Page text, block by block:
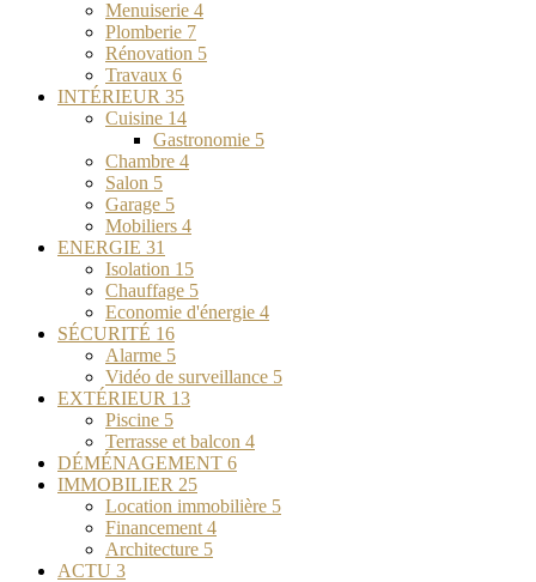
Menuiserie 4
Plomberie 7
Rénovation 5
Travaux 6
INTÉRIEUR 35
Cuisine 14
Gastronomie 5
Chambre 4
Salon 5
Garage 5
Mobiliers 4
ENERGIE 31
Isolation 15
Chauffage 5
Economie d'énergie 4
SÉCURITÉ 16
Alarme 5
Vidéo de surveillance 5
EXTÉRIEUR 13
Piscine 5
Terrasse et balcon 4
DÉMÉNAGEMENT 6
IMMOBILIER 25
Location immobilière 5
Financement 4
Architecture 5
ACTU 3